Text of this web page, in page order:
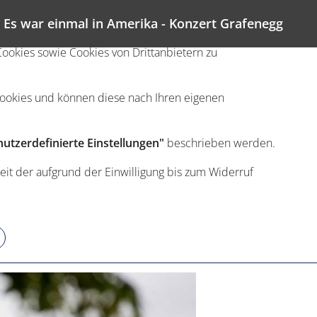
sowie Cookies von Drittanbietern zu
und können diese nach Ihren eigenen
Einstellungen" beschrieben werden.
der aufgrund der Einwilligung bis zum Widerruf
Es war einmal in Amerika - Konzert Grafenegg